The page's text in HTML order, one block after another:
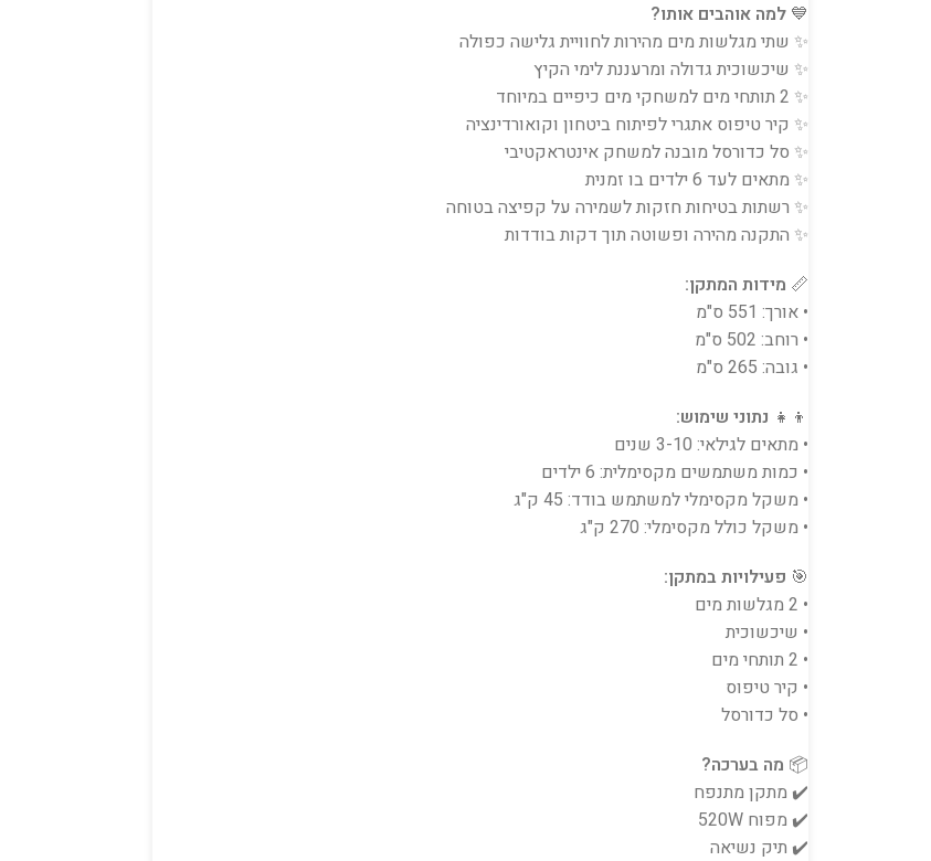
💙 למה אוהבים אותו?
✨ שתי מגלשות מים מהירות לחוויית גלישה כפולה
✨ שיכשוכית גדולה ומרעננת לימי הקיץ
✨ 2 תותחי מים למשחקי מים כיפיים במיוחד
✨ קיר טיפוס אתגרי לפיתוח ביטחון וקואורדינציה
✨ סל כדורסל מובנה למשחק אינטראקטיבי
✨ מתאים לעד 6 ילדים בו זמנית
✨ רשתות בטיחות חזקות לשמירה על קפיצה בטוחה
✨ התקנה מהירה ופשוטה תוך דקות בודדות
📏 מידות המתקן:
• אורך: 551 ס"מ
• רוחב: 502 ס"מ
• גובה: 265 ס"מ
👦👧 נתוני שימוש:
• מתאים לגילאי: 3-10 שנים
• כמות משתמשים מקסימלית: 6 ילדים
• משקל מקסימלי למשתמש בודד: 45 ק"ג
• משקל כולל מקסימלי: 270 ק"ג
🎯 פעילויות במתקן:
• 2 מגלשות מים
• שיכשוכית
• 2 תותחי מים
• קיר טיפוס
• סל כדורסל
📦 מה בערכה?
✔️ מתקן מתנפח
✔️ מפוח 520W
✔️ תיק נשיאה